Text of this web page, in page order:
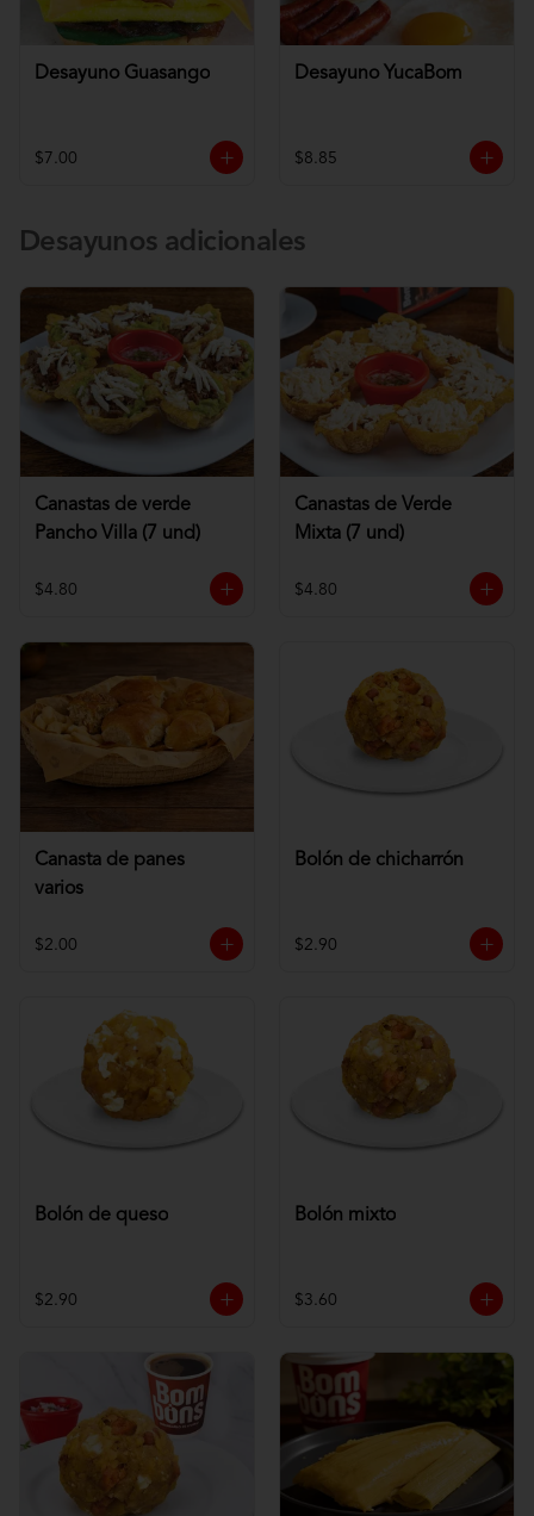
Desayuno Guasango
$7.00
Desayuno YucaBom
$8.85
Desayunos adicionales
Canastas de verde
Pancho Villa (7 und)
$4.80
Canastas de Verde
Mixta (7 und)
$4.80
Canasta de panes
varios
$2.00
Bolón de chicharrón
$2.90
Bolón de queso
$2.90
Bolón mixto
$3.60